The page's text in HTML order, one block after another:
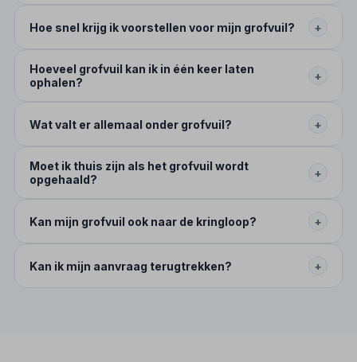
Hoe snel krijg ik voorstellen voor mijn grofvuil? +
Hoeveel grofvuil kan ik in één keer laten
ophalen?
+
Wat valt er allemaal onder grofvuil? +
Moet ik thuis zijn als het grofvuil wordt
opgehaald?
+
Kan mijn grofvuil ook naar de kringloop? +
Kan ik mijn aanvraag terugtrekken? +